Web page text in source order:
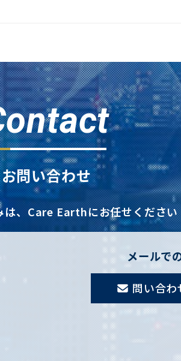
お問い合わせ
、 Care Earthにお任せください
メールで
問い合